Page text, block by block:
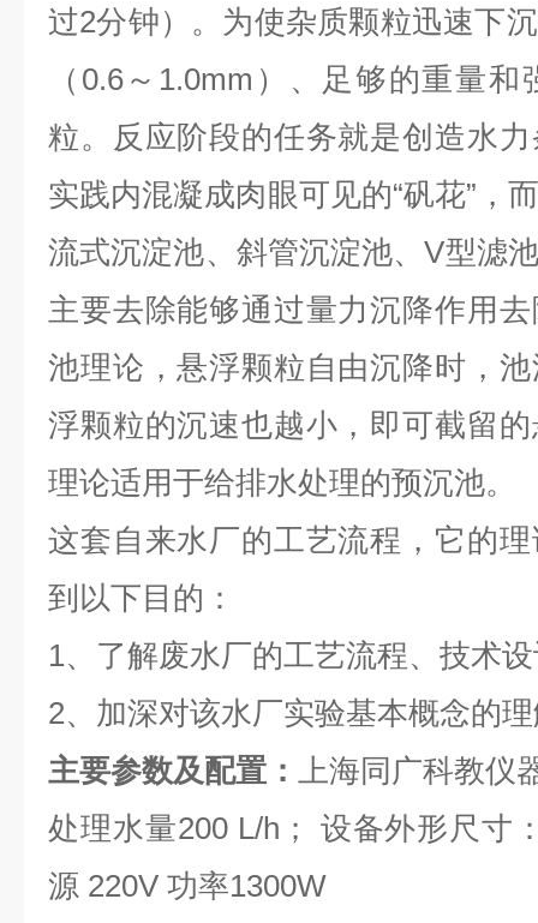
过2分钟）。为使杂质颗粒迅速下
（0.6～1.0mm）、足够的重量
粒。反应阶段的任务就是创造水
实践内混凝成肉眼可见的“矾花”，
流式沉淀池、斜管沉淀池、V型滤
主要去除能够通过量力沉降作用
池理论，悬浮颗粒自由沉降时，
浮颗粒的沉速也越小，即可截留
理论适用于给排水处理的预沉池。
这套自来水厂的工艺流程，它的
到以下目的：
1、了解废水厂的工艺流程、技术
2、加深对该水厂实验基本概念的
主要参数及配置： 上海同广科教仪
处理水量200 L/h； 设备外形尺寸
源 220V 功率1300W